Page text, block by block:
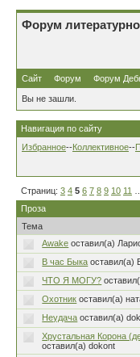
Форум
Сайт Форум Форум
Вы не зашли.
Навигация по сайту
Избранное--Коллективное--
Страниц: 3 4 5 6 7 8 9 10 11
Проза
Тема
Awake оставил(а)
В час Быка оставил(а)
ЧТО Я МОГУ?
Охотник оставил(а)
Неудача оставил(а)
Хрустальная Корона
оставил(а) dokont